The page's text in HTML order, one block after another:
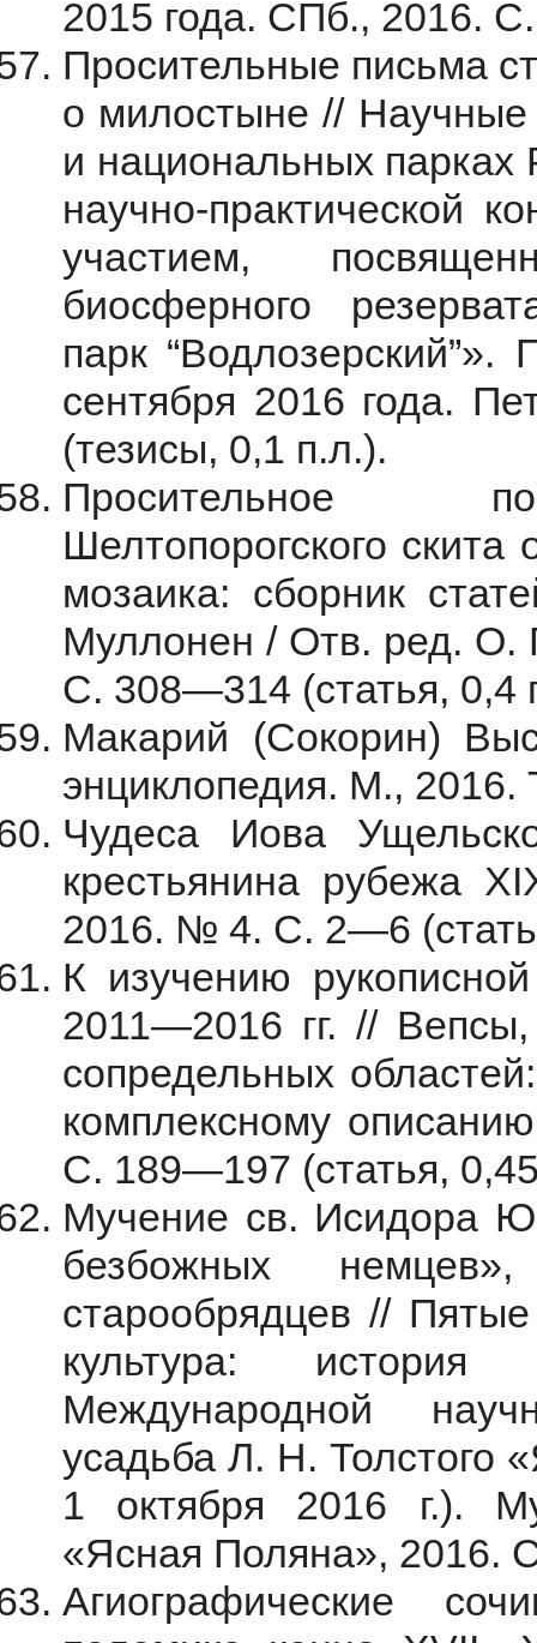
2015 года. СПб., 2016.
Просительные письма
о милостыне // Научные
и национальных парках
научно-практической
участием,
биосферного
парк
сентября 2016 года.
(тезисы, 0,1 п.л.).
Просительное
Шелтопорогского
мозаика: сборник
Муллонен / Отв. ред. О.
С. 308—314 (статья, 0,4
Макарий (Сокорин)
энциклопедия. М., 2016.
Чудеса Иова
крестьянина рубежа
2016. № 4. С. 2—6
К изучению
2011—2016 гг. //
сопредельных
комплексному
С. 189—197 (статья,
Мучение св. Исидора
безбожных
старообрядцев //
культура:
Международной
усадьба Л. Н. Толстого
1 октября 2016 г.).
«Ясная Поляна», 2016.
Агиографические